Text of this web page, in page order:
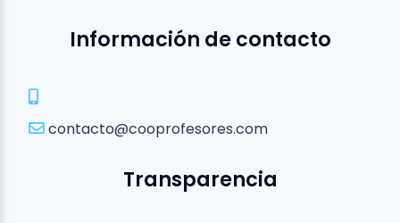
Información de contacto
contacto@cooprofesores.com
Transparencia